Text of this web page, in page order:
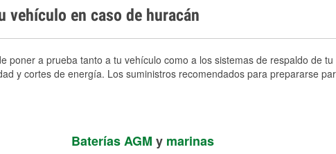
vehículo en caso de huracán
poner a prueba tanto a tu vehículo como a los sistemas de respaldo de
y cortes de energía. Los suministros recomendados para prepararse
Baterías AGM y marinas